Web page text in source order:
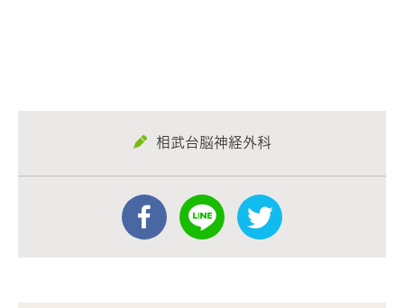
相武台脳神経外科